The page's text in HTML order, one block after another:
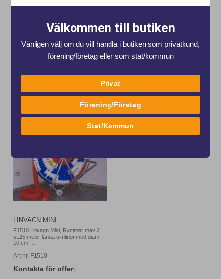
LINVAGN GIANT
rymmer 8*25 meter simlina. Storlek
Art nr. F1500
Kontakta för offert
LINVAGN MAXI
meter simlinor. Storlek 170*118*137cm
Art nr. F1530
Kontakta för offert
LINVAGN MINI
F1510 Linvagn Mini, Rymmer max 2
st.25 meter långa simlinor med diam.
10 cm. ...
Art nr. F1510
Kontakta för offert
Välkommen till butiken
Vänligen välj om du vill handla i butiken som privatkund,
förening/företag eller som stat/kommun
Privat
Förening/Företag
Stat/Kommun